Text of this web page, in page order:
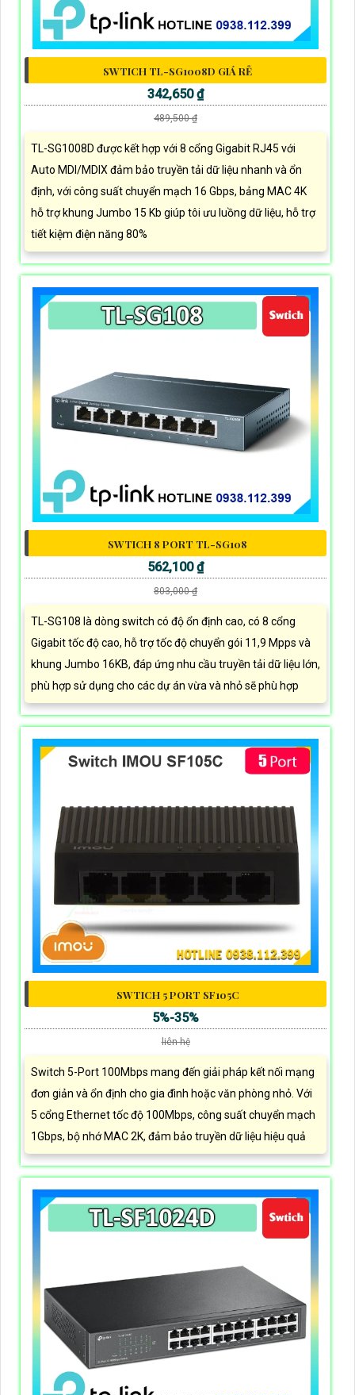
SWTICH TL-SG1008D GIÁ RẺ
342,650 ₫
489,500 ₫
TL-SG1008D được kết hợp với 8 cổng Gigabit RJ45 với
Auto MDI/MDIX đảm bảo truyền tải dữ liệu nhanh và ổn
định, với công suất chuyển mạch 16 Gbps, bảng MAC 4K
hỗ trợ khung Jumbo 15 Kb giúp tôi ưu luồng dữ liệu, hỗ trợ
tiết kiệm điện năng 80%
SWTICH 8 PORT TL-SG108
562,100 ₫
803,000 ₫
TL-SG108 là dòng switch có độ ổn định cao, có 8 cổng
Gigabit tốc độ cao, hỗ trợ tốc độ chuyển gói 11,9 Mpps và
khung Jumbo 16KB, đáp ứng nhu cầu truyền tải dữ liệu lớn,
phù hợp sử dụng cho các dự án vừa và nhỏ sẽ phù hợp
SWTICH 5 PORT SF105C
5%-35%
liên hệ
Switch 5-Port 100Mbps mang đến giải pháp kết nối mạng
đơn giản và ổn định cho gia đình hoặc văn phòng nhỏ. Với
5 cổng Ethernet tốc độ 100Mbps, công suất chuyển mạch
1Gbps, bộ nhớ MAC 2K, đảm bảo truyền dữ liệu hiệu quả